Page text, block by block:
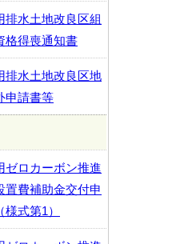
排水土地改良区組
格得喪通知書
排水土地改良区地
申請書等
ゼロカーボン推進
置費補助金交付申
様式第1）